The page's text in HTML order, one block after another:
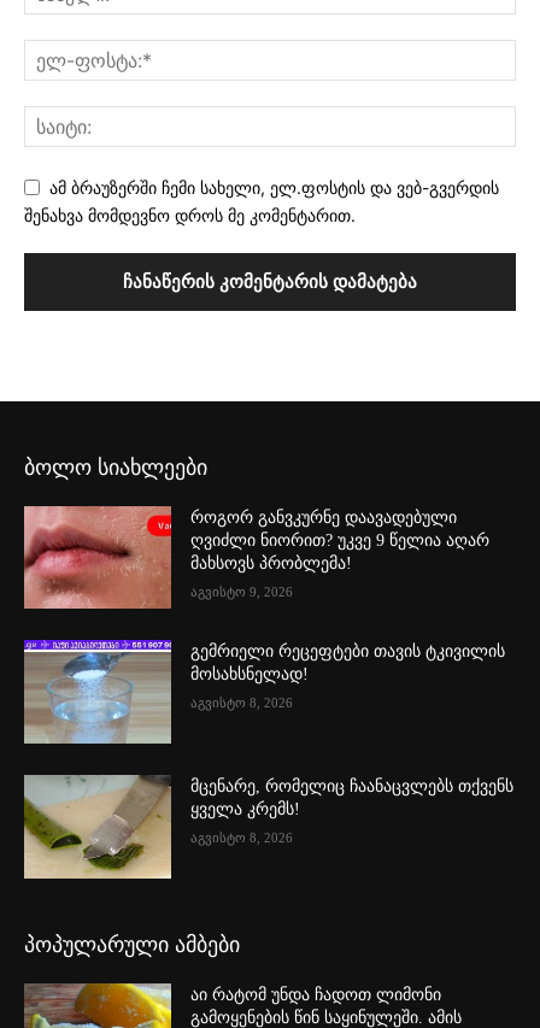
ამ ბრაუზერში ჩემი სახელი, ელ.ფოსტის და ვებ-გვერდის
შენახვა მომდევნო დროს მე კომენტარით.
ბოლო სიახლეები
როგორ განვკურნე დაავადებული
ღვიძლი ნიორით? უკვე 9 წელია აღარ
მახსოვს პრობლემა!
აგვისტო 9, 2026
გემრიელი რეცეფტები თავის ტკივილის
მოსახსნელად!
აგვისტო 8, 2026
მცენარე, რომელიც ჩაანაცვლებს თქვენს
ყველა კრემს!
აგვისტო 8, 2026
პოპულარული ამბები
აი რატომ უნდა ჩადოთ ლიმონი
გამოყენების წინ საყინულეში. ამის